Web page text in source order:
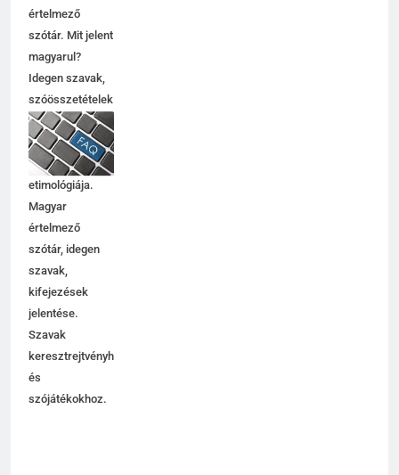
értelmező
szótár. Mit jelent
magyarul?
Idegen szavak,
szóösszetételek
jelentése,
magyarázata,
használata,
etimológiája.
Magyar
értelmező
szótár, idegen
szavak,
kifejezések
jelentése.
Szavak
keresztrejtvényhez
és
szójátékokhoz.